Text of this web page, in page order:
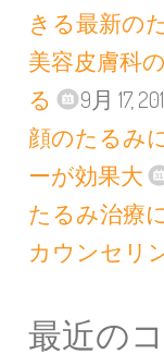
きる最新の
美容皮膚科
る
9月 17,
顔のたるみ
ーが効果大
たるみ治療
カウンセリ
最近の